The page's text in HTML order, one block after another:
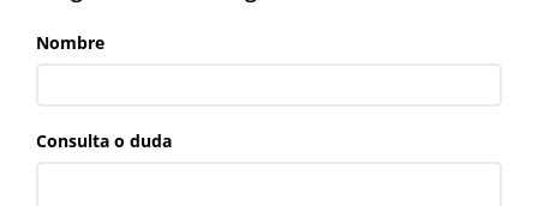
Nombre
Consulta o duda